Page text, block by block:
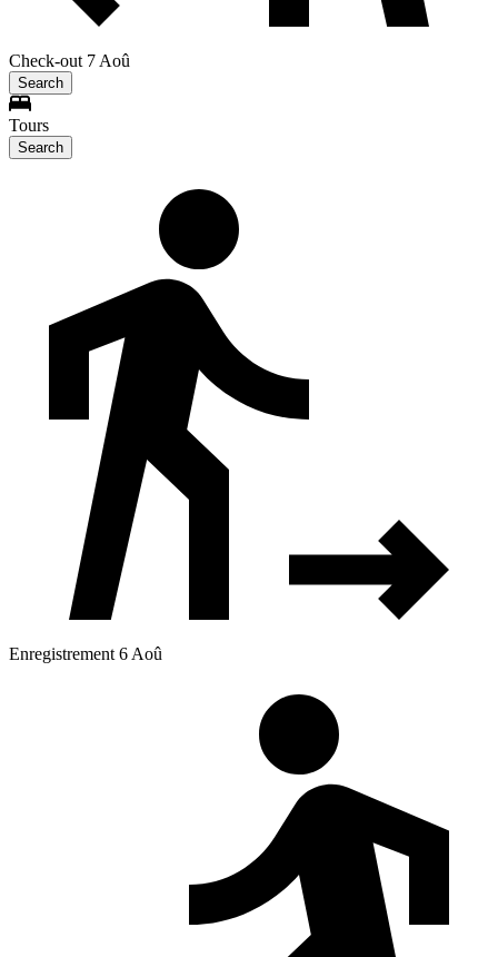
Check-out 7 Aoû
Search
Tours
Search
Enregistrement 6 Aoû